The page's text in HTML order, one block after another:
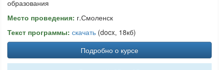
образования
Место проведения: г.Смоленск
Текст программы: скачать (docx, 18кб)
Подробно о курсе